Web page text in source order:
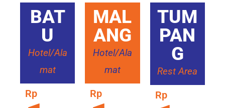
BAT
U
Hotel/Ala
mat
Rp
MAL
ANG
Hotel/Ala
mat
Rp
TUM
PAN
G
Rest Area
Rp